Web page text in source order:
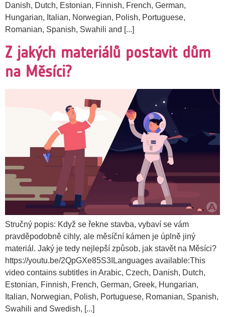
Danish, Dutch, Estonian, Finnish, French, German,
Hungarian, Italian, Norwegian, Polish, Portuguese,
Romanian, Spanish, Swahili and [...]
Z jakých materiálů postavit dům
na Měsíci?
Stručný popis: Když se řekne stavba, vybaví se vám
pravděpodobně cihly, ale měsíční kámen je úplně jiný
materiál. Jaký je tedy nejlepší způsob, jak stavět na Měsíci?
https://youtu.be/2QpGXe85S3ILanguages available:This
video contains subtitles in Arabic, Czech, Danish, Dutch,
Estonian, Finnish, French, German, Greek, Hungarian,
Italian, Norwegian, Polish, Portuguese, Romanian, Spanish,
Swahili and Swedish, [...]